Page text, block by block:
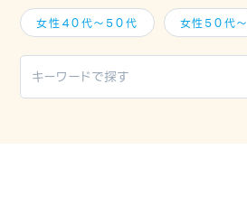
女性４０代～５０代 女性５０代～